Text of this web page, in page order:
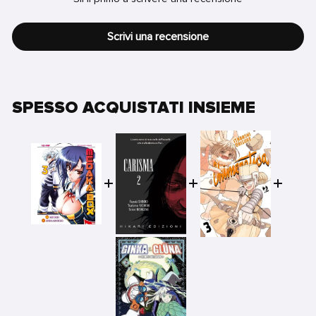
Scrivi una recensione
SPESSO ACQUISTATI INSIEME